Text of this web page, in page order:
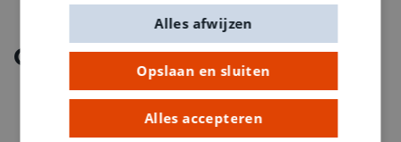
Ontdek meerOpslaan en sluiten
Alles accepteren
Alles afwijzen